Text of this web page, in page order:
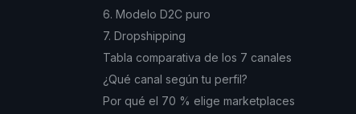
6. Modelo D2C puro
7. Dropshipping
Tabla comparativa de los 7 canales
¿Qué canal según tu perfil?
Por qué el 70 % elige marketplaces